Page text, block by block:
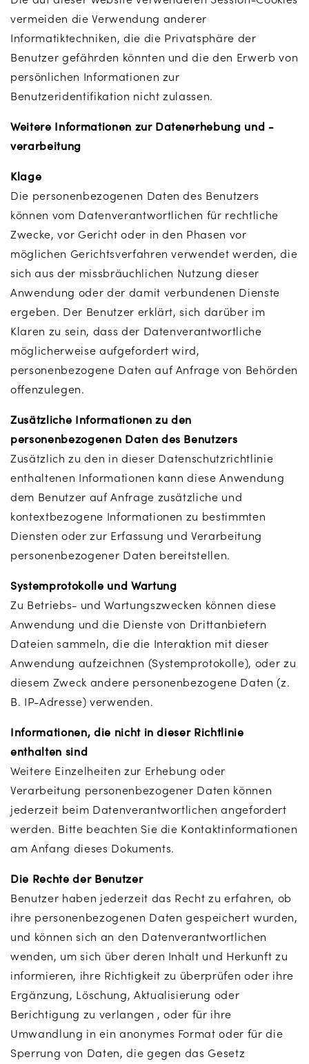
vermeiden die Verwendung anderer
Informatiktechniken, die die Privatsphäre der
Benutzer gefährden könnten und die den Erwerb von
persönlichen Informationen zur
Benutzeridentifikation nicht zulassen.
Weitere Informationen zur Datenerhebung und -
verarbeitung
Klage
Die personenbezogenen Daten des Benutzers
können vom Datenverantwortlichen für rechtliche
Zwecke, vor Gericht oder in den Phasen vor
möglichen Gerichtsverfahren verwendet werden, die
sich aus der missbräuchlichen Nutzung dieser
Anwendung oder der damit verbundenen Dienste
ergeben. Der Benutzer erklärt, sich darüber im
Klaren zu sein, dass der Datenverantwortliche
möglicherweise aufgefordert wird,
personenbezogene Daten auf Anfrage von Behörden
offenzulegen.
Zusätzliche Informationen zu den
personenbezogenen Daten des Benutzers
Zusätzlich zu den in dieser Datenschutzrichtlinie
enthaltenen Informationen kann diese Anwendung
dem Benutzer auf Anfrage zusätzliche und
kontextbezogene Informationen zu bestimmten
Diensten oder zur Erfassung und Verarbeitung
personenbezogener Daten bereitstellen.
Systemprotokolle und Wartung
Zu Betriebs- und Wartungszwecken können diese
Anwendung und die Dienste von Drittanbietern
Dateien sammeln, die die Interaktion mit dieser
Anwendung aufzeichnen (Systemprotokolle), oder zu
diesem Zweck andere personenbezogene Daten (z.
B. IP-Adresse) verwenden.
Informationen, die nicht in dieser Richtlinie
enthalten sind
Weitere Einzelheiten zur Erhebung oder
Verarbeitung personenbezogener Daten können
jederzeit beim Datenverantwortlichen angefordert
werden. Bitte beachten Sie die Kontaktinformationen
am Anfang dieses Dokuments.
Die Rechte der Benutzer
Benutzer haben jederzeit das Recht zu erfahren, ob
ihre personenbezogenen Daten gespeichert wurden,
und können sich an den Datenverantwortlichen
wenden, um sich über deren Inhalt und Herkunft zu
informieren, ihre Richtigkeit zu überprüfen oder ihre
Ergänzung, Löschung, Aktualisierung oder
Berichtigung zu verlangen , oder für ihre
Umwandlung in ein anonymes Format oder für die
Sperrung von Daten, die gegen das Gesetz